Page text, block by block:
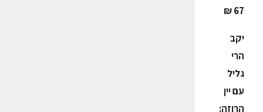
67 ₪
יקב
הרי
גליל
עם יין
הרוזה: